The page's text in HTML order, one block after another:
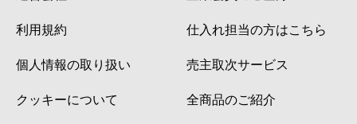
利用規約
個人情報の取り扱い
クッキーについて
仕入れ担当の方はこちら
売主取次サービス
全商品のご紹介